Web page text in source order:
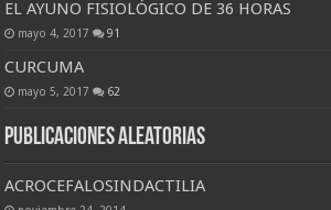
EL AYUNO FISIOLÓGICO DE 36 HORAS
mayo 4, 2017 91
CURCUMA
mayo 5, 2017 62
Publicaciones Aleatorias
ACROCEFALOSINDACTILIA